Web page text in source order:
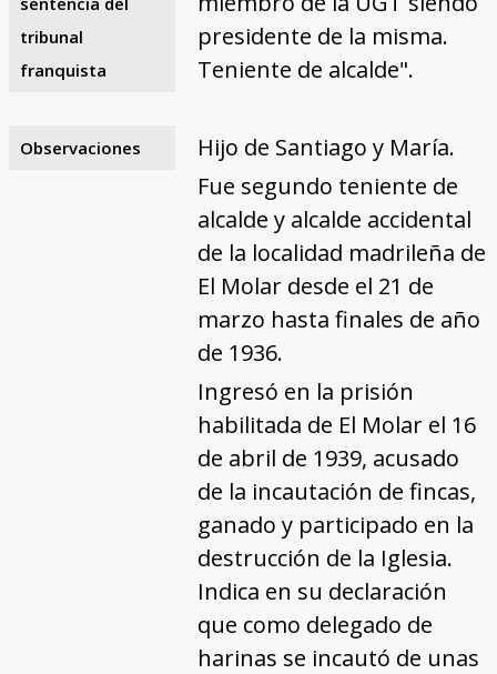
tribunal
franquista
presidente de la misma.
Teniente de alcalde".
Observaciones
Hijo de Santiago y María.
Fue segundo teniente de
alcalde y alcalde accidental
de la localidad madrileña de
El Molar desde el 21 de
marzo hasta finales de año
de 1936.
Ingresó en la prisión
habilitada de El Molar el 16
de abril de 1939, acusado
de la incautación de fincas,
ganado y participado en la
destrucción de la Iglesia.
Indica en su declaración
que como delegado de
harinas se incautó de unas